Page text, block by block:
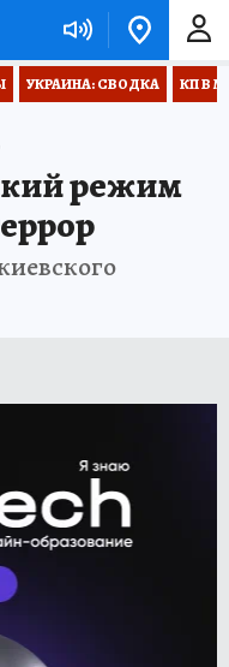
УКРАИНА: СВОДКА КП В
режим